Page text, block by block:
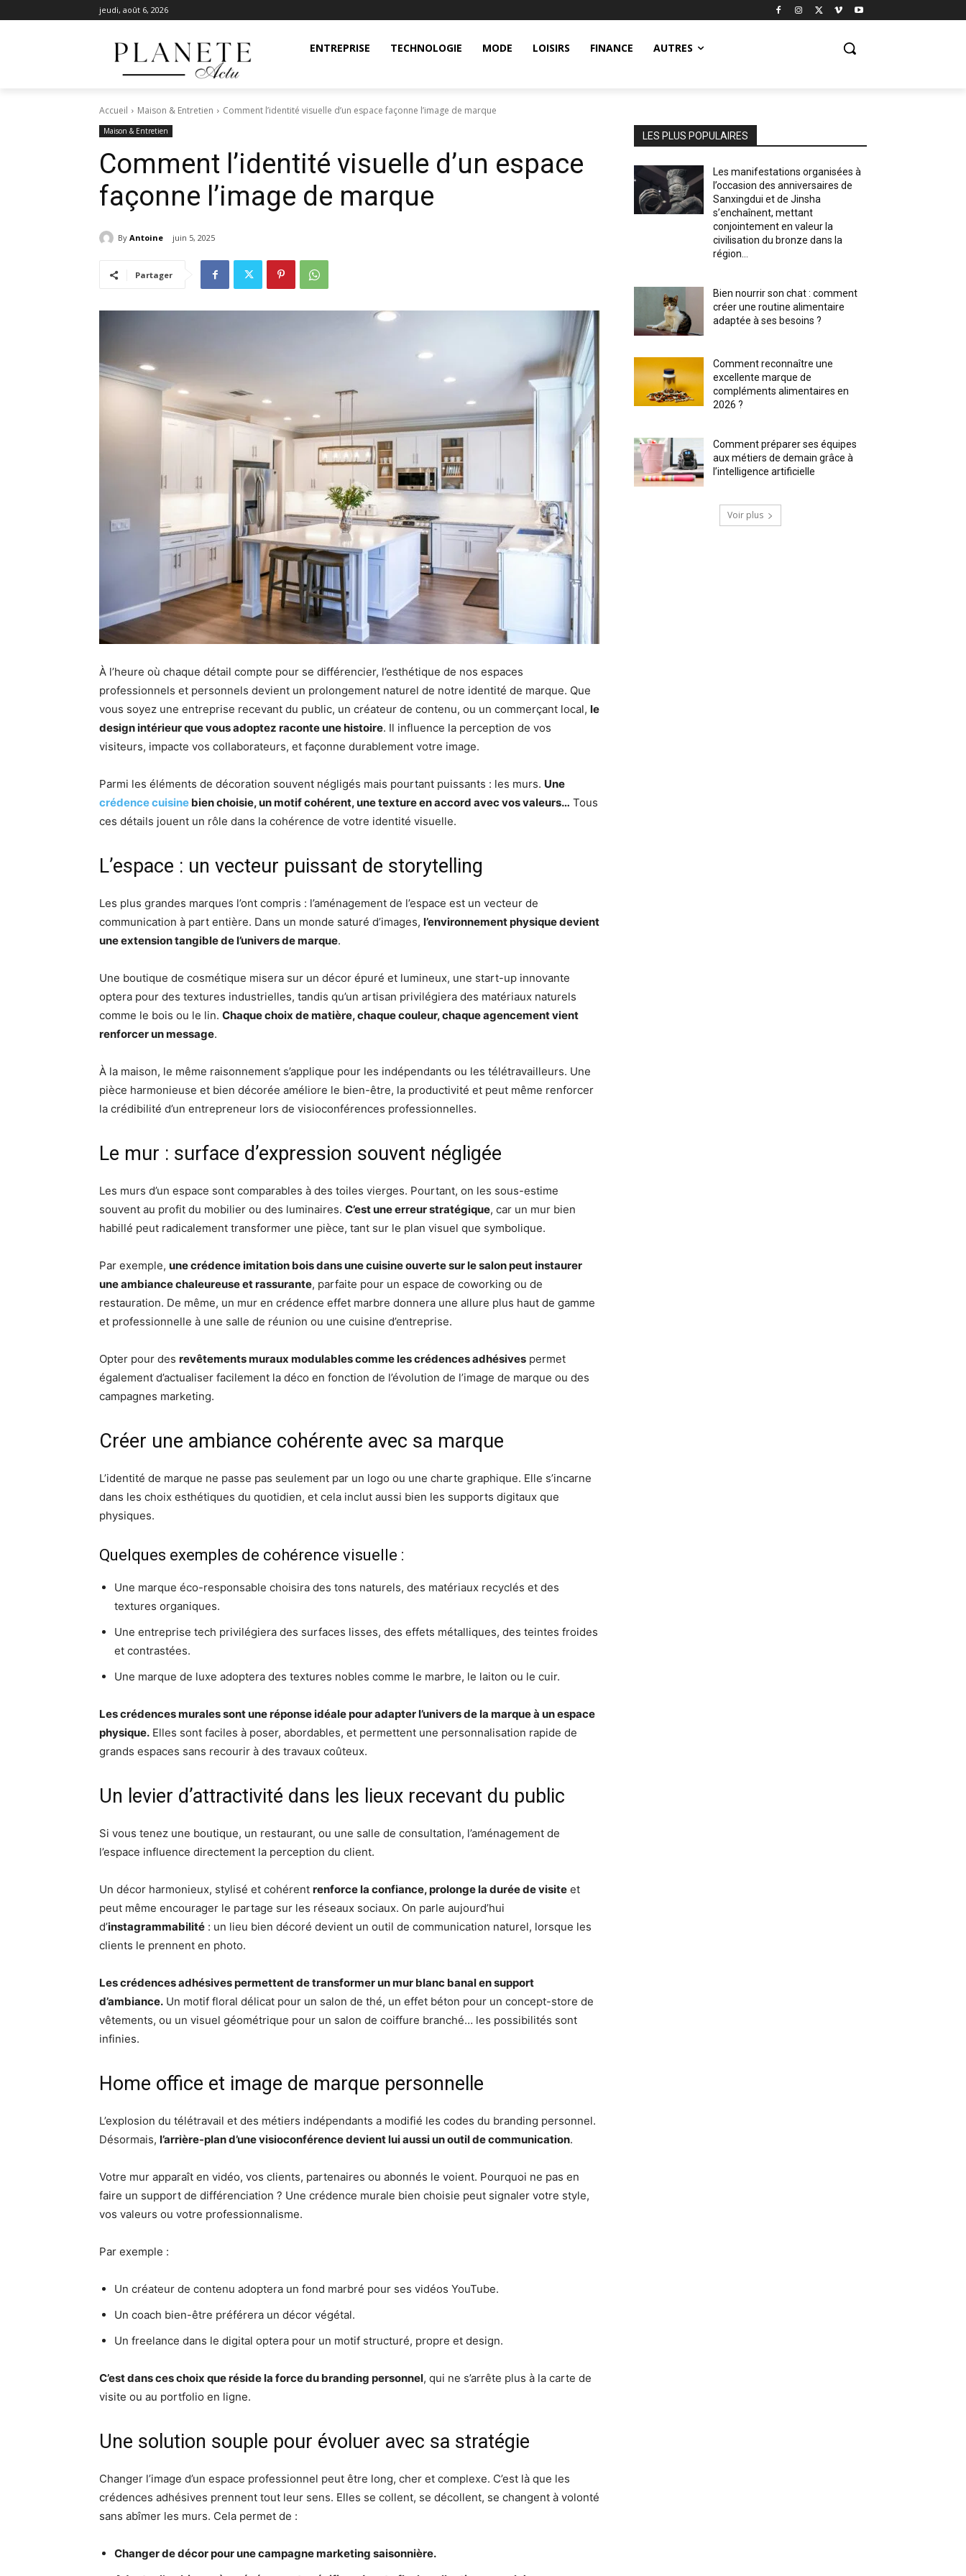
jeudi, août 6, 2026
ENTREPRISE TECHNOLOGIE MODE LOISIRS FINANCE AUTRES
Accueil Maison & Entretien Comment l’identité visuelle d’un espace façonne l’image de marque
Maison & Entretien
Comment l’identité visuelle d’un espace
façonne l’image de marque
By Antoine juin 5, 2025
Partager
À l’heure où chaque détail compte pour se différencier, l’esthétique de nos espaces
professionnels et personnels devient un prolongement naturel de notre identité de marque. Que
vous soyez une entreprise recevant du public, un créateur de contenu, ou un commerçant local, le
design intérieur que vous adoptez raconte une histoire. Il influence la perception de vos
visiteurs, impacte vos collaborateurs, et façonne durablement votre image.
Parmi les éléments de décoration souvent négligés mais pourtant puissants : les murs. Une
crédence cuisine bien choisie, un motif cohérent, une texture en accord avec vos valeurs… Tous
ces détails jouent un rôle dans la cohérence de votre identité visuelle.
L’espace : un vecteur puissant de storytelling
Les plus grandes marques l’ont compris : l’aménagement de l’espace est un vecteur de
communication à part entière. Dans un monde saturé d’images, l’environnement physique devient
une extension tangible de l’univers de marque.
Une boutique de cosmétique misera sur un décor épuré et lumineux, une start-up innovante
optera pour des textures industrielles, tandis qu’un artisan privilégiera des matériaux naturels
comme le bois ou le lin. Chaque choix de matière, chaque couleur, chaque agencement vient
renforcer un message.
À la maison, le même raisonnement s’applique pour les indépendants ou les télétravailleurs. Une
pièce harmonieuse et bien décorée améliore le bien-être, la productivité et peut même renforcer
la crédibilité d’un entrepreneur lors de visioconférences professionnelles.
Le mur : surface d’expression souvent négligée
Les murs d’un espace sont comparables à des toiles vierges. Pourtant, on les sous-estime
souvent au profit du mobilier ou des luminaires. C’est une erreur stratégique, car un mur bien
habillé peut radicalement transformer une pièce, tant sur le plan visuel que symbolique.
Par exemple, une crédence imitation bois dans une cuisine ouverte sur le salon peut instaurer
une ambiance chaleureuse et rassurante, parfaite pour un espace de coworking ou de
restauration. De même, un mur en crédence effet marbre donnera une allure plus haut de gamme
et professionnelle à une salle de réunion ou une cuisine d’entreprise.
Opter pour des revêtements muraux modulables comme les crédences adhésives permet
également d’actualiser facilement la déco en fonction de l’évolution de l’image de marque ou des
campagnes marketing.
Créer une ambiance cohérente avec sa marque
L’identité de marque ne passe pas seulement par un logo ou une charte graphique. Elle s’incarne
dans les choix esthétiques du quotidien, et cela inclut aussi bien les supports digitaux que
physiques.
Quelques exemples de cohérence visuelle :
Une marque éco-responsable choisira des tons naturels, des matériaux recyclés et des
textures organiques.
Une entreprise tech privilégiera des surfaces lisses, des effets métalliques, des teintes froides
et contrastées.
Une marque de luxe adoptera des textures nobles comme le marbre, le laiton ou le cuir.
Les crédences murales sont une réponse idéale pour adapter l’univers de la marque à un espace
physique. Elles sont faciles à poser, abordables, et permettent une personnalisation rapide de
grands espaces sans recourir à des travaux coûteux.
Un levier d’attractivité dans les lieux recevant du public
Si vous tenez une boutique, un restaurant, ou une salle de consultation, l’aménagement de
l’espace influence directement la perception du client.
Un décor harmonieux, stylisé et cohérent renforce la confiance, prolonge la durée de visite et
peut même encourager le partage sur les réseaux sociaux. On parle aujourd’hui
d’instagrammabilité : un lieu bien décoré devient un outil de communication naturel, lorsque les
clients le prennent en photo.
Les crédences adhésives permettent de transformer un mur blanc banal en support
d’ambiance. Un motif floral délicat pour un salon de thé, un effet béton pour un concept-store de
vêtements, ou un visuel géométrique pour un salon de coiffure branché… les possibilités sont
infinies.
Home office et image de marque personnelle
L’explosion du télétravail et des métiers indépendants a modifié les codes du branding personnel.
Désormais, l’arrière-plan d’une visioconférence devient lui aussi un outil de communication.
Votre mur apparaît en vidéo, vos clients, partenaires ou abonnés le voient. Pourquoi ne pas en
faire un support de différenciation ? Une crédence murale bien choisie peut signaler votre style,
vos valeurs ou votre professionnalisme.
Par exemple :
Un créateur de contenu adoptera un fond marbré pour ses vidéos YouTube.
Un coach bien-être préférera un décor végétal.
Un freelance dans le digital optera pour un motif structuré, propre et design.
C’est dans ces choix que réside la force du branding personnel, qui ne s’arrête plus à la carte de
visite ou au portfolio en ligne.
Une solution souple pour évoluer avec sa stratégie
Changer l’image d’un espace professionnel peut être long, cher et complexe. C’est là que les
crédences adhésives prennent tout leur sens. Elles se collent, se décollent, se changent à volonté
sans abîmer les murs. Cela permet de :
Changer de décor pour une campagne marketing saisonnière.
LES PLUS POPULAIRES
Les manifestations organisées à
l’occasion des anniversaires de
Sanxingdui et de Jinsha
s’enchaînent, mettant
conjointement en valeur la
civilisation du bronze dans la
région...
Bien nourrir son chat : comment
créer une routine alimentaire
adaptée à ses besoins ?
Comment reconnaître une
excellente marque de
compléments alimentaires en
2026 ?
Comment préparer ses équipes
aux métiers de demain grâce à
l’intelligence artificielle
Voir plus